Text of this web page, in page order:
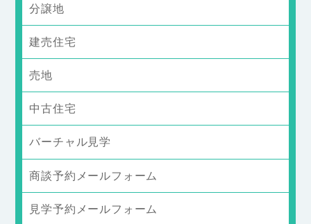
分譲地
建売住宅
売地
中古住宅
バーチャル見学
商談予約メールフォーム
見学予約メールフォーム